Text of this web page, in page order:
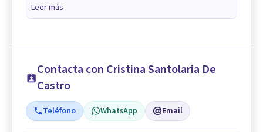
Leer más
Contacta con Cristina Santolaria De
Castro
Teléfono WhatsApp Email